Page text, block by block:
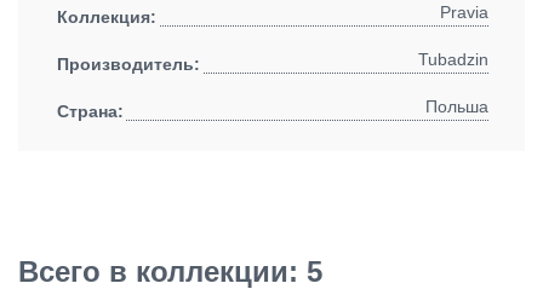
Коллекция: Pravia
Производитель: Tubadzin
Страна: Польша
Всего в коллекции: 5